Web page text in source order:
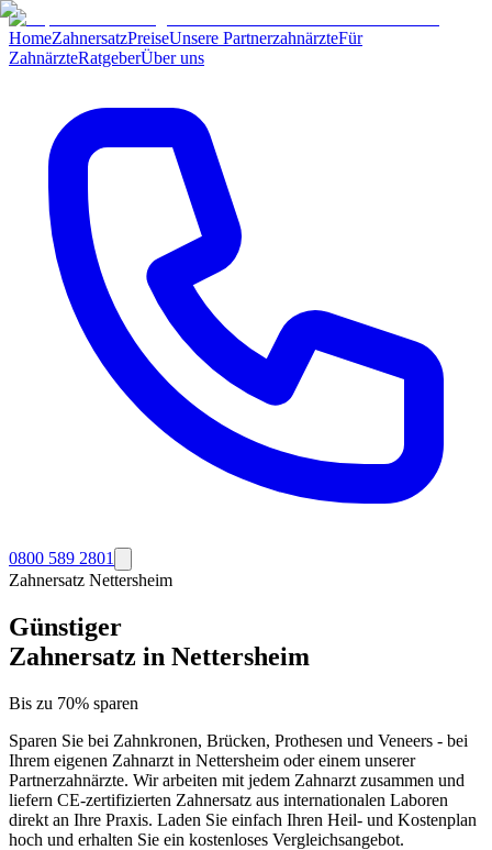
HomeZahnersatzPreiseUnsere PartnerzahnärzteFür
ZahnärzteRatgeberÜber uns
0800 589 2801
Zahnersatz Nettersheim
Günstiger
Zahnersatz in Nettersheim
Bis zu 70% sparen
Sparen Sie bei Zahnkronen, Brücken, Prothesen und Veneers - bei
Ihrem eigenen Zahnarzt in Nettersheim oder einem unserer
Partnerzahnärzte. Wir arbeiten mit jedem Zahnarzt zusammen und
liefern CE-zertifizierten Zahnersatz aus internationalen Laboren
direkt an Ihre Praxis. Laden Sie einfach Ihren Heil- und Kostenplan
hoch und erhalten Sie ein kostenloses Vergleichsangebot.